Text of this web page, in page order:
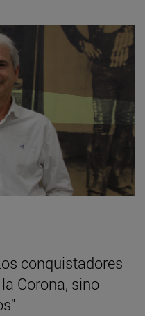
conquistadores
Corona, sino